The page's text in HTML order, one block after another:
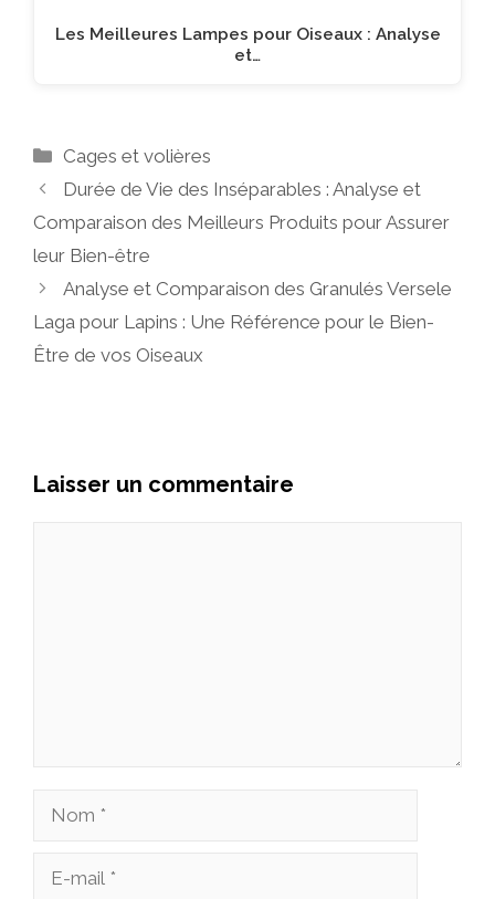
Les Meilleures Lampes pour Oiseaux : Analyse
et…
Catégories
Cages et volières
Durée de Vie des Inséparables : Analyse et
Comparaison des Meilleurs Produits pour Assurer
leur Bien-être
Analyse et Comparaison des Granulés Versele
Laga pour Lapins : Une Référence pour le Bien-
Être de vos Oiseaux
Laisser un commentaire
Nom